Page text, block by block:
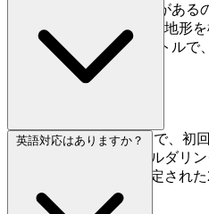
います。200以上の課題があ
ッションも、さまざまな地形
です。壁の高さは4メートル
サイズです。
ビジター利用は2,100円で、初
ます。関西エリアのボルダリ
で、多彩な壁角度に設定され
ます。
英語対応はありますか？